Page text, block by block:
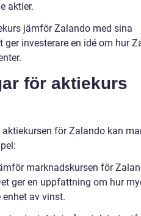
aktier.
jämför Zalando med sina
investerare en idé om hur
för aktiekurs
för Zalando kan
marknadskursen för
ger en uppfattning om hur
av vinst.